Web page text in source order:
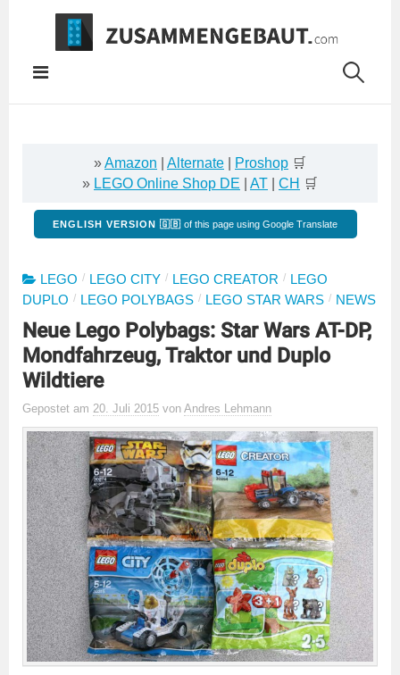
Springe
Inhalt
»Amazon Alternate Proshop 🛒
» LEGO Online Shop DE AT CH 🛒
ENGLISH VERSION 🇬🇧 of this page using Google Translate
LEGO / LEGO CITY / LEGO CREATOR / LEGO
DUPLO / LEGO POLYBAGS / LEGO STAR WARS / NEWS
Neue Lego Polybags: Star Wars AT-DP,
Mondfahrzeug, Traktor und Duplo
Wildtiere
Gepostet am 20. Juli 2015 von Andres Lehmann